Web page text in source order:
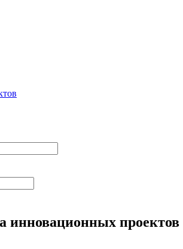
инновационных проектов